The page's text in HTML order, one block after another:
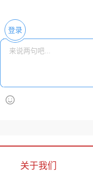
登录
关于我们